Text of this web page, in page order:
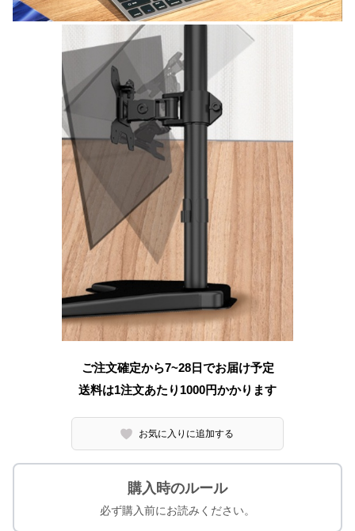
ご注文確定から7~28日でお届け予定
送料は1注文あたり 1000円かかります
お気に入りに追加する
購入時のルール
必ず購入前にお読みください。